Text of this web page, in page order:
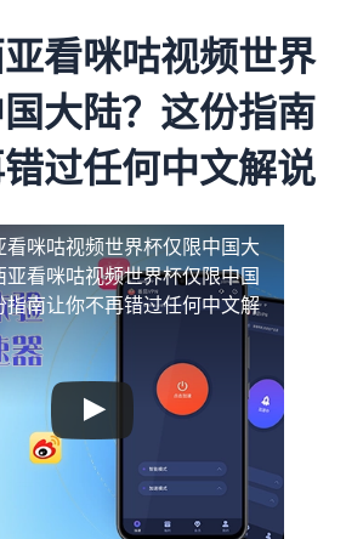
看咪咕视频世界
大陆？这份指南
过任何中文解说
看咪咕视频世界杯仅限中国大
亚看咪咕视频世界杯仅限中国
指南让你不再错过任何中文解